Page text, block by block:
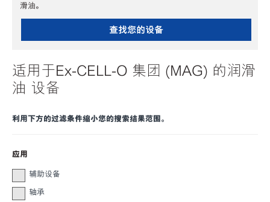
滑油。
查找您的设备
适用于Ex-CELL-O 集团 (MAG) 的润滑
油 设备
利用下方的过滤条件缩小您的搜索结果范围。
应用
辅助设备
轴承